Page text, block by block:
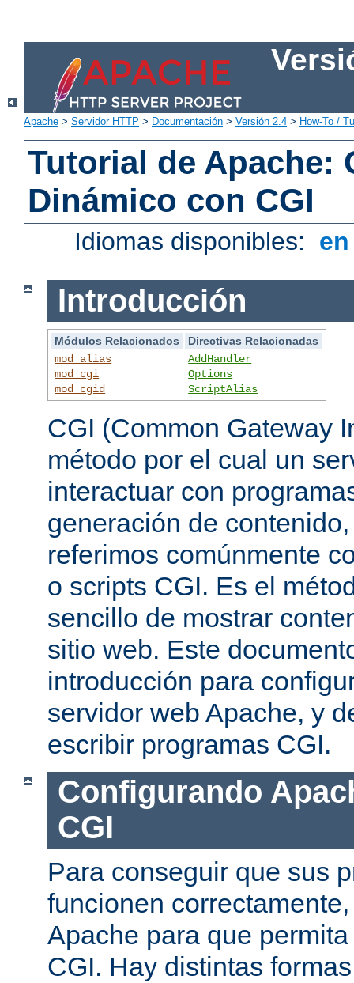
Apache > Servidor HTTP > Documentación > Versión 2.4 > How-To /
Tutorial de Apache:
Dinámico con CGI
Idiomas disponibles:
Introducción
Módulos Relacionados
Directivas Relacionadas
mod_alias
mod_cgi
mod_cgid
AddHandler
Options
ScriptAlias
CGI (Common Gateway
método por el cual un
interactuar con
generación de
referimos comúnmente
o scripts CGI. Es el
sencillo de mostrar
sitio web. Este
introducción para
servidor web Apache, y
escribir programas CGI.
Configurando
CGI
Para conseguir que sus
funcionen
Apache para que
CGI. Hay distintas